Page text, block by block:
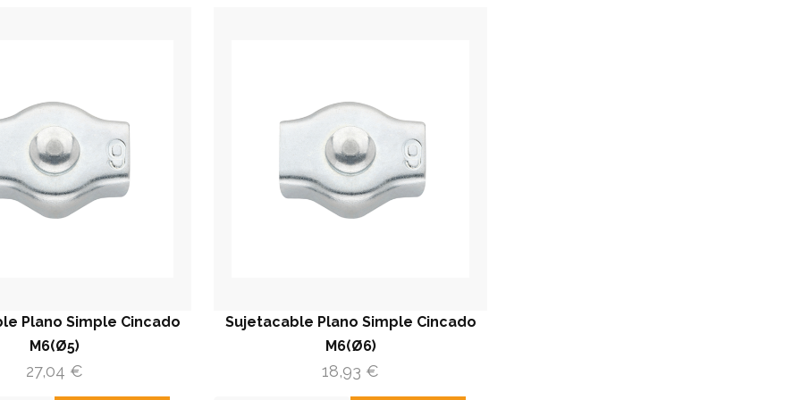
Plano Simple Cincado
M6(Ø5)
27,04 €
Sujetacable Plano Simple Cincado
M6(Ø6)
18,93 €